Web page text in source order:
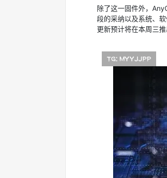
除了这一固件外，
段的采纳以及系统、
更新预计将在本周三推